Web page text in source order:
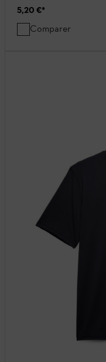
5,20 €*
Comparer